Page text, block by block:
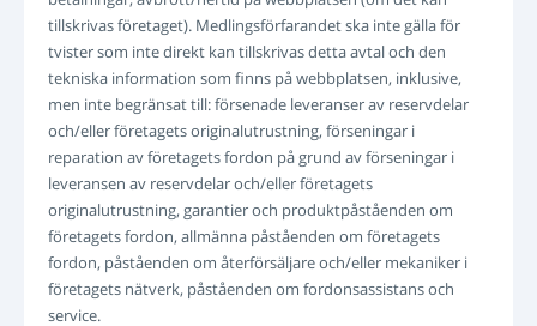
tillskrivas företaget). Medlingsförfarandet ska inte gälla för
tvister som inte direkt kan tillskrivas detta avtal och den
tekniska information som finns på webbplatsen, inklusive,
men inte begränsat till: försenade leveranser av reservdelar
och/eller företagets originalutrustning, förseningar i
reparation av företagets fordon på grund av förseningar i
leveransen av reservdelar och/eller företagets
originalutrustning, garantier och produktpåståenden om
företagets fordon, allmänna påståenden om företagets
fordon, påståenden om återförsäljare och/eller mekaniker i
företagets nätverk, påståenden om fordonsassistans och
service.